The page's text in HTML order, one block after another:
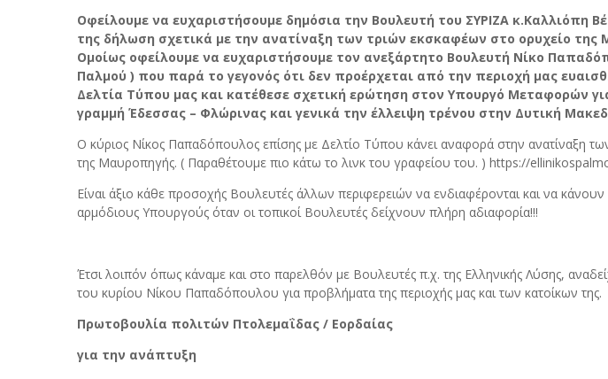
Οφείλουμε να ευχαριστήσουμε δημόσια την Βουλευτή του ΣΥΡΙΖΑ κ.Καλλιόπη
της δήλωση σχετικά με την ανατίναξη των τριών εκσκαφέων στο ορυχείο της
Ομοίως οφείλουμε να ευχαριστήσουμε τον ανεξάρτητο Βουλευτή Νίκο
Παλμού ) που παρά το γεγονός ότι δεν προέρχεται από την περιοχή μας
Δελτία Τύπου μας και κατέθεσε σχετική ερώτηση στον Υπουργό Μεταφορών
γραμμή Έδεσσας – Φλώρινας και γενικά την έλλειψη τρένου στην Δυτική
Ο κύριος Νίκος Παπαδόπουλος επίσης με Δελτίο Τύπου κάνει αναφορά στην ανατίναξη
της Μαυροπηγής. ( Παραθέτουμε πιο κάτω το λινκ του γραφείου του. ) https://
Είναι άξιο κάθε προσοχής Βουλευτές άλλων περιφερειών να ενδιαφέρονται και να κάνουν
αρμόδιους Υπουργούς όταν οι τοπικοί Βουλευτές δείχνουν πλήρη αδιαφορία!!!
Έτσι λοιπόν όπως κάναμε και στο παρελθόν με Βουλευτές π.χ. της Ελληνικής Λύσης,
του κυρίου Νίκου Παπαδόπουλου για προβλήματα της περιοχής μας και των κατοίκων της.
Πρωτοβουλία πολιτών Πτολεμαΐδας / Εορδαίας
για την ανάπτυξη